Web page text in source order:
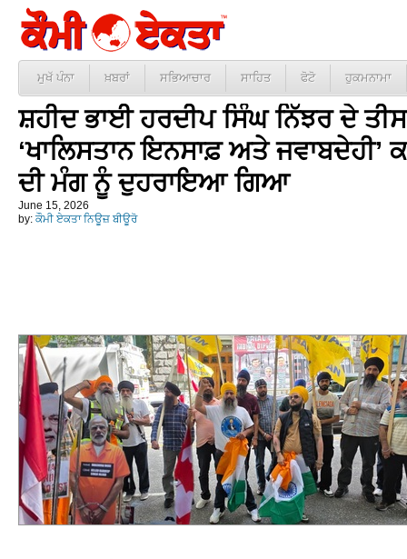
ਮੁਖੱ ਪੰਨਾ ਖ਼ਬਰਾਂ ਸਭਿਆਚਾਰ ਸਾਹਿਤ ਫੋਟੋ ਹੁਕਮਨਾਮਾ
ਸ਼ਹੀਦ ਭਾਈ ਹਰਦੀਪ ਸਿੰਘ ਨਿੱਝਰ ਦੇ
‘ਖਾਲਿਸਤਾਨ ਇਨਸਾਫ਼ ਅਤੇ ਜਵਾਬਦੇਹੀ’
ਦੀ ਮੰਗ ਨੂੰ ਦੁਹਰਾਇਆ ਗਿਆ
June 15, 2026
by: ਕੌਮੀ ਏਕਤਾ ਨਿਊਜ਼ ਬੀਊਰੋ